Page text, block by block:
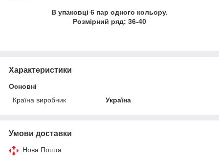
В упаковці 6 пар одного кольору.
Розмірний ряд: 36-40
Характеристики
Основні
Країна виробник
Україна
Умови доставки
Нова Пошта